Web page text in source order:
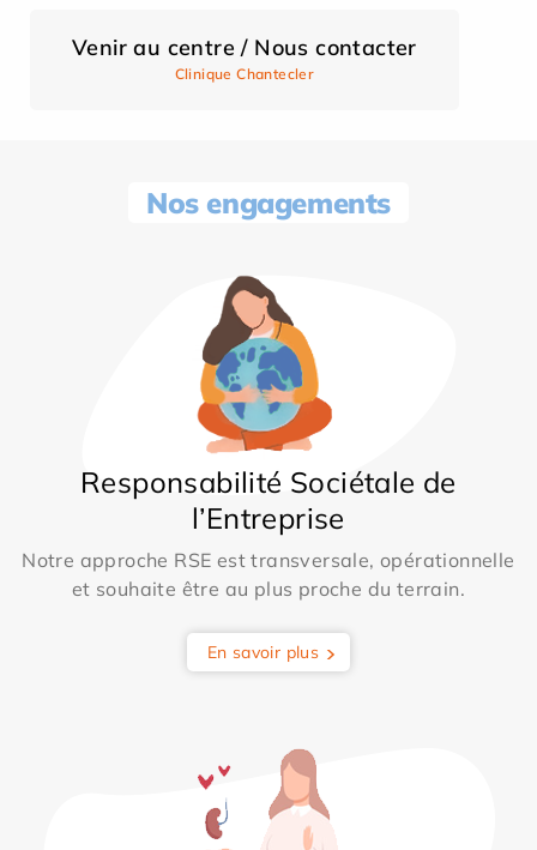
Venir au centre / Nous contacter
Clinique Chantecler
Nos engagements
Responsabilité Sociétale de
l’Entreprise
Notre approche RSE est transversale, opérationnelle
et souhaite être au plus proche du terrain.
En savoir plus